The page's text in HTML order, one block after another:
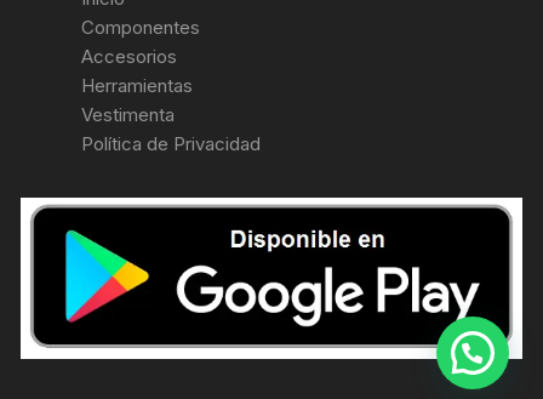
Componentes
Accesorios
Herramientas
Vestimenta
Política de Privacidad